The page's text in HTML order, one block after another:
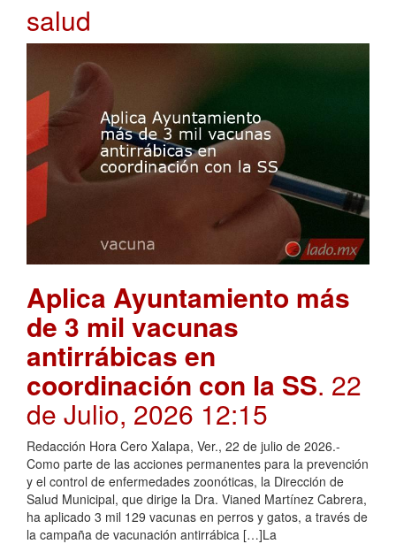
salud
Aplica Ayuntamiento más
de 3 mil vacunas
antirrábicas en
coordinación con la SS. 22
de Julio, 2026 12:15
Redacción Hora Cero Xalapa, Ver., 22 de julio de 2026.-
Como parte de las acciones permanentes para la prevención
y el control de enfermedades zoonóticas, la Dirección de
Salud Municipal, que dirige la Dra. Vianed Martínez Cabrera,
ha aplicado 3 mil 129 vacunas en perros y gatos, a través de
la campaña de vacunación antirrábica […]La